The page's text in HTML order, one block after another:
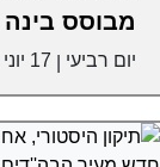
מבוסס בינה
יום רביעי 17 יוני 2026